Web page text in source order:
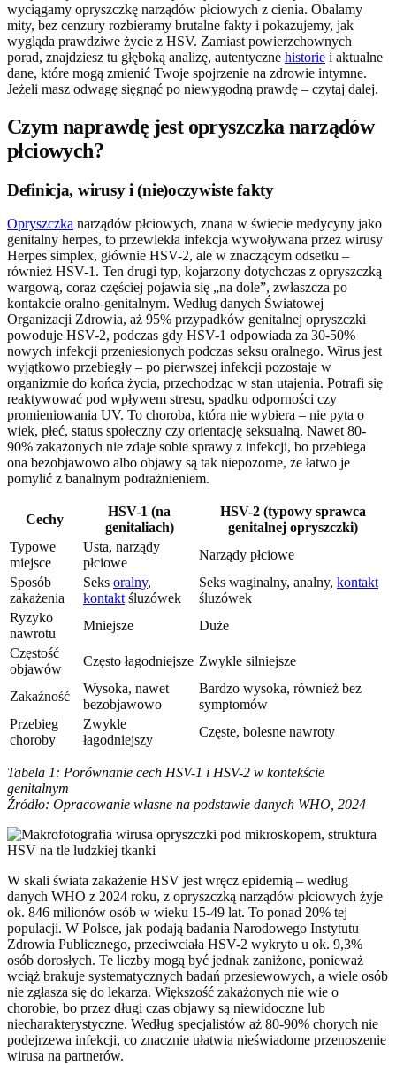
wyciągamy opryszczkę narządów płciowych z cienia. Obalamy
mity, bez cenzury rozbieramy brutalne fakty i pokazujemy, jak
wygląda prawdziwe życie z HSV. Zamiast powierzchownych
porad, znajdziesz tu głęboką analizę, autentyczne historie i aktualne
dane, które mogą zmienić Twoje spojrzenie na zdrowie intymne.
Jeżeli masz odwagę sięgnąć po niewygodną prawdę – czytaj dalej.
Czym naprawdę jest opryszczka narządów
płciowych?
Definicja, wirusy i (nie)oczywiste fakty
Opryszczka narządów płciowych, znana w świecie medycyny jako
genitalny herpes, to przewlekła infekcja wywoływana przez wirusy
Herpes simplex, głównie HSV-2, ale w znaczącym odsetku –
również HSV-1. Ten drugi typ, kojarzony dotychczas z opryszczką
wargową, coraz częściej pojawia się „na dole”, zwłaszcza po
kontakcie oralno-genitalnym. Według danych Światowej
Organizacji Zdrowia, aż 95% przypadków genitalnej opryszczki
powoduje HSV-2, podczas gdy HSV-1 odpowiada za 30-50%
nowych infekcji przeniesionych podczas seksu oralnego. Wirus jest
wyjątkowo przebiegły – po pierwszej infekcji pozostaje w
organizmie do końca życia, przechodząc w stan utajenia. Potrafi się
reaktywować pod wpływem stresu, spadku odporności czy
promieniowania UV. To choroba, która nie wybiera – nie pyta o
wiek, płeć, status społeczny czy orientację seksualną. Nawet 80-
90% zakażonych nie zdaje sobie sprawy z infekcji, bo przebiega
ona bezobjawowo albo objawy są tak niepozorne, że łatwo je
pomylić z banalnym podrażnieniem.
Cechy
HSV-1 (na
genitaliach)
HSV-2 (typowy sprawca
genitalnej opryszczki)
Typowe
miejsce
Usta, narządy
płciowe
Narządy płciowe
Sposób
zakażenia
Seks oralny,
kontakt śluzówek
Seks waginalny, analny, kontakt
śluzówek
Ryzyko
nawrotu
Mniejsze
Duże
Częstość
objawów
Często łagodniejsze Zwykle silniejsze
Zakaźność
Wysoka, nawet
bezobjawowo
Bardzo wysoka, również bez
symptomów
Przebieg
choroby
Zwykle
łagodniejszy
Częste, bolesne nawroty
Tabela 1: Porównanie cech HSV-1 i HSV-2 w kontekście
genitalnym
Źródło: Opracowanie własne na podstawie danych WHO, 2024
W skali świata zakażenie HSV jest wręcz epidemią – według
danych WHO z 2024 roku, z opryszczką narządów płciowych żyje
ok. 846 milionów osób w wieku 15-49 lat. To ponad 20% tej
populacji. W Polsce, jak podają badania Narodowego Instytutu
Zdrowia Publicznego, przeciwciała HSV-2 wykryto u ok. 9,3%
osób dorosłych. Te liczby mogą być jednak zaniżone, ponieważ
wciąż brakuje systematycznych badań przesiewowych, a wiele osób
nie zgłasza się do lekarza. Większość zakażonych nie wie o
chorobie, bo przez długi czas objawy są niewidoczne lub
niecharakterystyczne. Według specjalistów aż 80-90% chorych nie
podejrzewa infekcji, co znacznie ułatwia nieświadome przenoszenie
wirusa na partnerów.